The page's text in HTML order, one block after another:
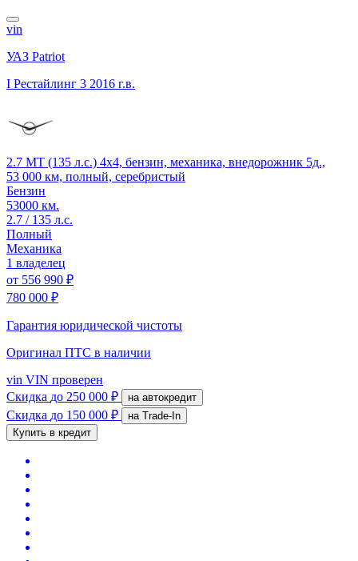
vin
УАЗ Patriot
I Рестайлинг 3 2016 г.в.
2.7 MT (135 л.с.) 4x4, бензин, механика, внедорожник 5д.,
53 000 км, полный, серебристый
Бензин
53000 км.
2.7 / 135 л.с.
Полный
Механика
1 владелец
от 556 990 ₽
780 000 ₽
Гарантия юридической чистоты
Оригинал ПТС в наличии
vin VIN проверен
Скидка до 250 000 ₽ на автокредит
Скидка до 150 000 ₽
на Trade-In
Купить в кредит